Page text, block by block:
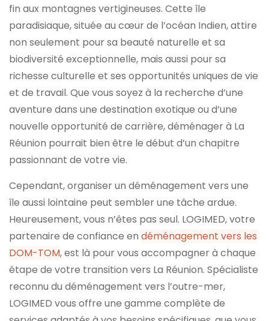
fin aux montagnes vertigineuses. Cette île
paradisiaque, située au cœur de l’océan Indien, attire
non seulement pour sa beauté naturelle et sa
biodiversité exceptionnelle, mais aussi pour sa
richesse culturelle et ses opportunités uniques de vie
et de travail. Que vous soyez à la recherche d’une
aventure dans une destination exotique ou d’une
nouvelle opportunité de carrière, déménager à La
Réunion pourrait bien être le début d’un chapitre
passionnant de votre vie.
Cependant, organiser un déménagement vers une
île aussi lointaine peut sembler une tâche ardue.
Heureusement, vous n’êtes pas seul. LOGIMED, votre
partenaire de confiance en déménagement vers les
DOM-TOM, est là pour vous accompagner à chaque
étape de votre transition vers La Réunion. Spécialiste
reconnu du déménagement vers l’outre-mer,
LOGIMED vous offre une gamme complète de